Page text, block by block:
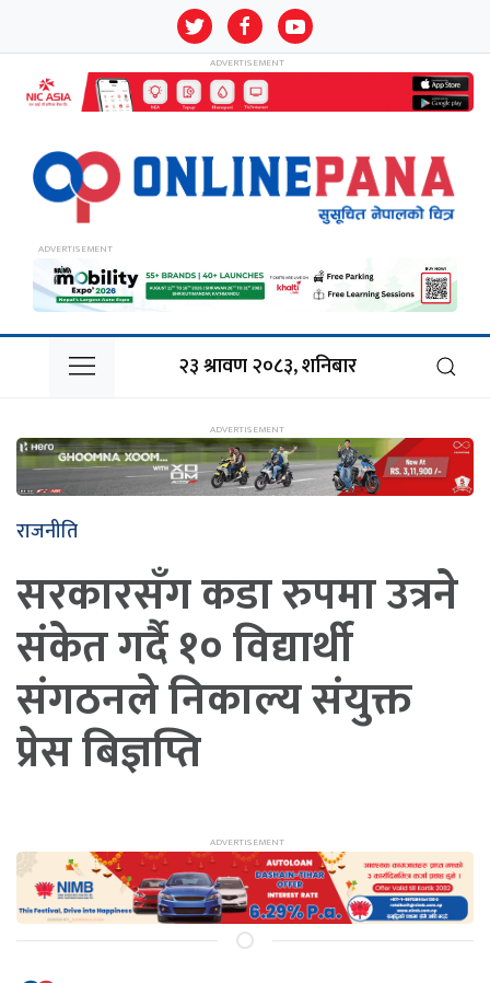
२३ श्रावण २०८३, शनिबार
राजनीति
सरकारसँग कडा रुपमा उत्रने
संकेत गर्दै १० विद्यार्थी
संगठनले निकाल्य संयुक्त
प्रेस बिज्ञप्ति